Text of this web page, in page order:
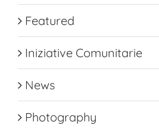
Featured
Iniziative Comunitarie
News
Photography